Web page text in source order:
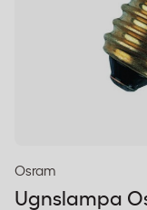
Osram
Ugnslampa